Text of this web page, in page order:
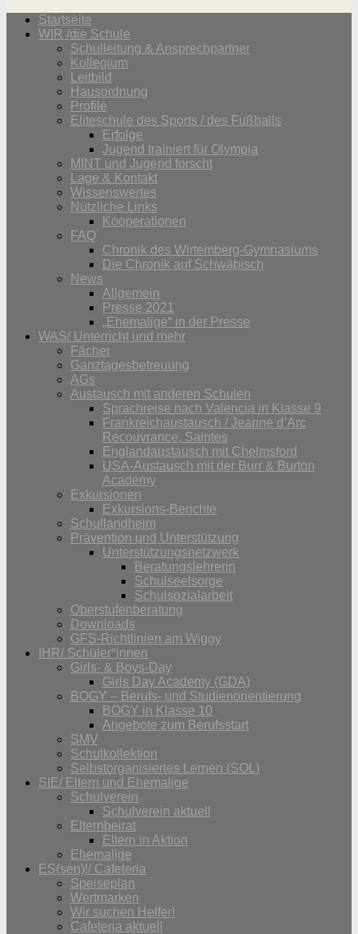
Startseite
WIR /die Schule
Schulleitung & Ansprechpartner
Kollegium
Leitbild
Hausordnung
Profile
Eliteschule des Sports / des Fußballs
Erfolge
Jugend trainiert für Olympia
MINT und Jugend forscht
Lage & Kontakt
Wissenswertes
Nützliche Links
Kooperationen
FAQ
Chronik des Wirtemberg-Gymnasiums
Die Chronik auf Schwäbisch
News
Allgemein
Presse 2021
„Ehemalige“ in der Presse
WAS/ Unterricht und mehr
Fächer
Ganztagesbetreuung
AGs
Austausch mit anderen Schulen
Sprachreise nach Valencia in Klasse 9
Frankreichaustausch / Jeanne d’Arc
Recouvrance, Saintes
Englandaustausch mit Chelmsford
USA-Austausch mit der Burr & Burton
Academy
Exkursionen
Exkursions-Berichte
Schullandheim
Prävention und Unterstützung
Unterstützungsnetzwerk
Beratungslehrerin
Schulseelsorge
Schulsozialarbeit
Oberstufenberatung
Downloads
GFS-Richtlinien am Wiggy
IHR/ Schüler*innen
Girls- & Boys-Day
Girls Day Academy (GDA)
BOGY – Berufs- und Studienorientierung
BOGY in Klasse 10
Angebote zum Berufsstart
SMV
Schulkollektion
Selbstorganisiertes Lernen (SOL)
SIE/ Eltern und Ehemalige
Schulverein
Schulverein aktuell
Elternbeirat
Eltern in Aktion
Ehemalige
ES(sen)!/ Cafeteria
Speiseplan
Wertmarken
Wir suchen Helfer!
Cafeteria aktuell